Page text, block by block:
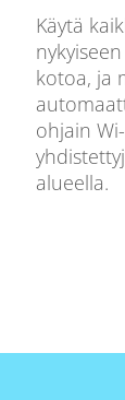
Käytä
kotoa, ja
ohjain
alueella.